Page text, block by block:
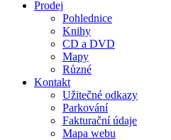
Prodej
Pohlednice
Knihy
CD a DVD
Mapy
Různé
Kontakt
Užitečné odkazy
Parkování
Fakturační údaje
Mapa webu